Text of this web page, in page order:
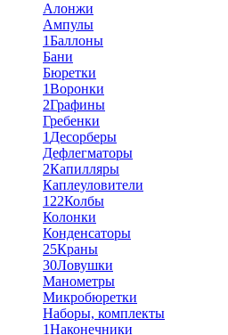
Алонжи
Ампулы
1Баллоны
Бани
Бюретки
1Воронки
2Графины
Гребенки
1 Десорберы
Дефлегматоры
2Капилляры
Каплеуловители
122Колбы
Колонки
Конденсаторы
25Краны
30Ловушки
Манометры
Микробюретки
Наборы, комплекты
1Наконечники